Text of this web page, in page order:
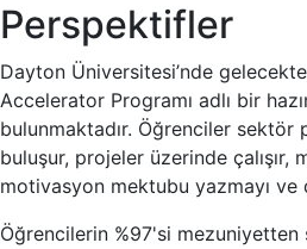
Perspektifler
Dayton Üniversitesi’nde
Accelerator Programı adlı bir
bulunmaktadır. Öğrenciler sektör
buluşur, projeler üzerinde çalışır,
motivasyon mektubu yazmayı ve
Öğrencilerin %97'si